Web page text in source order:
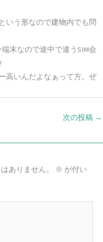
いう形なので建物内でも問
末なので途中で違うSIM会
高いんだよなぁって方。ぜ
次の投稿 →
ありません。 ※ が付い